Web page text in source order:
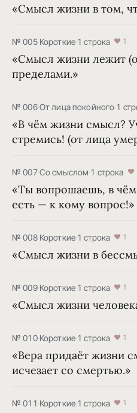
«Смысл жизни в том,
№ 005·Короткие·1 строка ♥ 1
«Смысл жизни лежит
пределами.»
№ 006·От лица покойного·1
«В чём жизни смысл?
стремись! (от лица
№ 007·Со смыслом·1 строка ♥
«Ты вопрошаешь, в
есть — к кому вопрос!»
№ 008·Короткие·1 строка ♥ 1
«Смысл жизни в
№ 009·Короткие·1 строка ♥ 1
«Смысл жизни
№ 010·Короткие·1 строка ♥ 1
«Вера придаёт жизни
исчезает со смертью.»
№ 011·Короткие·1 строка ♥ 1